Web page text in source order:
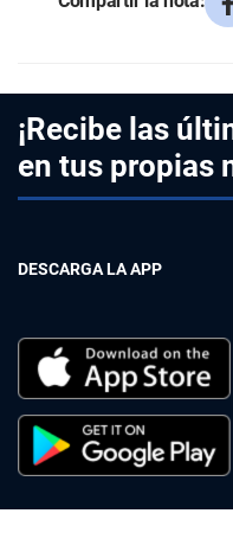
¡Recibe las
en tus propias
DESCARGA LA APP